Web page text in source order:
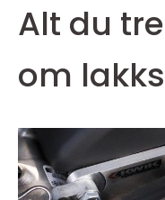
Alt du
om